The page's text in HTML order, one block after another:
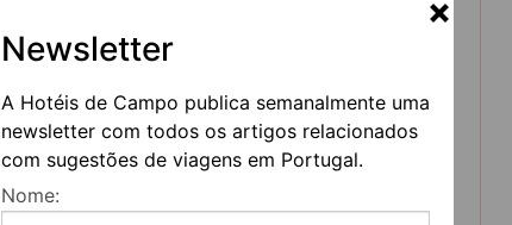
Newsletter
A Hotéis de Campo publica semanalmente uma
newsletter com todos os artigos relacionados
com sugestões de viagens em Portugal.
Nome: